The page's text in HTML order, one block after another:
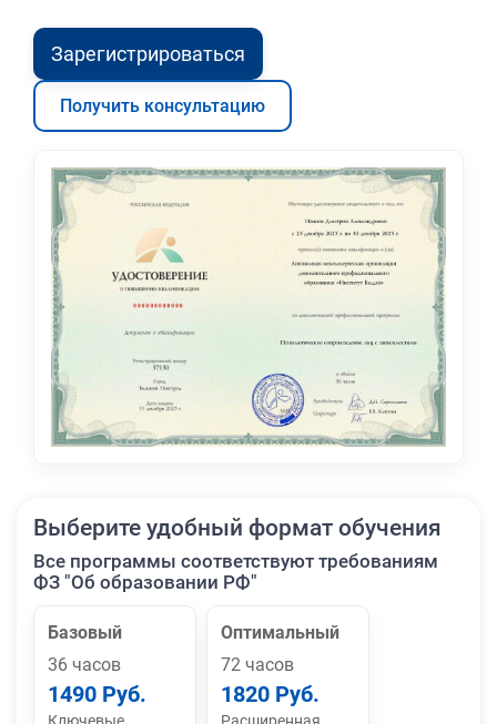
Зарегистрироваться
Получить консультацию
Выберите удобный формат обучения
Все программы соответствуют требованиям
ФЗ "Об образовании РФ"
Базовый
36 часов
1490 Руб.
Оптимальный
72 часов
1820 Руб.